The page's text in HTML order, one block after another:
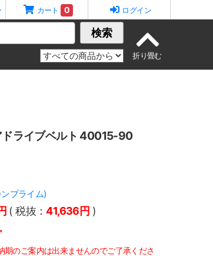
カート 0 ログイン
検索
ライブベルト 40015-90
プライム)
( 税抜：41,636円 )
期のご案内は出来ませんのでご了承くださ